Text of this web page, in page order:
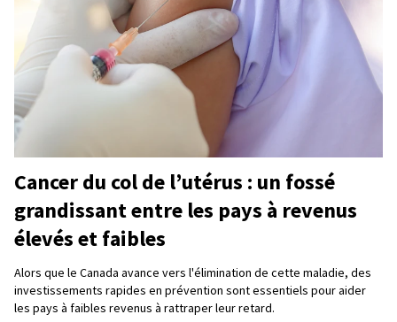
Cancer du col de l’utérus : un fossé
grandissant entre les pays à revenus
élevés et faibles
Alors que le Canada avance vers l'élimination de cette maladie, des
investissements rapides en prévention sont essentiels pour aider
les pays à faibles revenus à rattraper leur retard.